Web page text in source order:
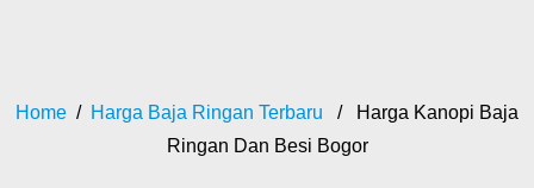
Home / Harga Baja Ringan Terbaru / Harga Kanopi Baja
Ringan Dan Besi Bogor